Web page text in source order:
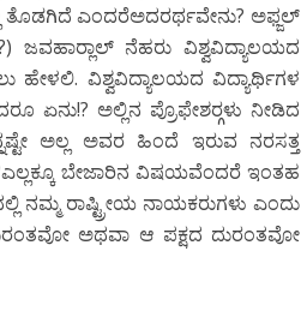
ತೊಡಗಿದೆ ಎಂದರೆಅದರರ್ಥವೇನು? ಅಫ್ಜಲ್‍
ಜವಹಾರ್‍ಲಾಲ್‍ ನೆಹರು ವಿಶ್ವವಿದ್ಯಾಲಯದ
ಹೇಳಲಿ. ವಿಶ್ವವಿದ್ಯಾಲಯದ ವಿದ್ಯಾರ್ಥಿಗಳ
ಏನು!? ಅಲ್ಲಿನ ಪ್ರೊಫೇಶರ್‍ಗಳು ನೀಡಿದ
ಅಲ್ಲ ಅವರ ಹಿಂದೆ ಇರುವ ನರಸತ್ತ
ಬೇಜಾರಿನ ವಿಷಯವೆಂದರೆ ಇಂತಹ
ನಮ್ಮ ರಾಷ್ಟ್ರೀಯ ನಾಯಕರುಗಳು ಎಂದು
ಅಥವಾ ಆ ಪಕ್ಷದ ದುರಂತವೋ